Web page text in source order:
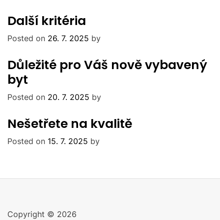
Další kritéria
Posted on 26. 7. 2025 by
Důležité pro Váš nově vybavený
byt
Posted on 20. 7. 2025 by
Nešetřete na kvalitě
Posted on 15. 7. 2025 by
Copyright © 2026